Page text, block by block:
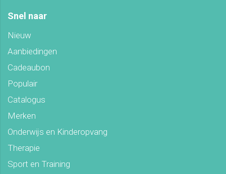
Snel naar
Nieuw
Aanbiedingen
Cadeaubon
Populair
Catalogus
Merken
Onderwijs en Kinderopvang
Therapie
Sport en Training